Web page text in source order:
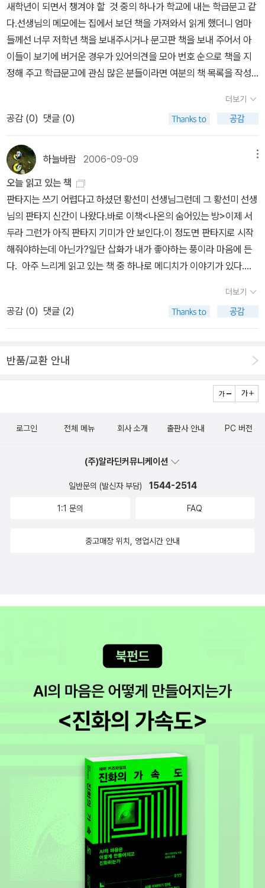
을 키우는 길을 걸어갈 수 있을까요? 바로 옆에 있는 아이조차 제대
로 바라보지 못하던 어머니와 아버지는 이제 ‘나온’과 ‘라온’을 함께
바라보도록 눈을 뜨면서 삶을 새롭게 지을 수 있을까요? ‘라온’은 바
람을 타고 저곳으로 갑니다. ‘나온’은 할머니가 가로막아서 라온과 함
요? 나온은 앞으로 스스로 눈을 뜰 수 있을까요? 4348.2.27.쇠.ㅎ
ㄲㅅㄱ(최종규/함께살기 . 2015 - 어린이문학 비평)
에서 업어 왔습니다~~ ^^2000년에 출간된 동화작가 황선미의『마
당을 나온 암탉』이 여러분의 성원에 힘입어 100만부 돌파를 앞두고
있습니다. 이를 축하하기 위해『마당을 나온 암탉』독후활동 대회를 개
최합니다. 우리시대최고의동화,『 마당을나온암탉』과 관련한 다양한
독후활동으로 여러분의 사랑을 표현해 주세요.응모 자격 : 어린이(초
등학생), 청소년/일반(중고등학생 및 성인 누구나)응모 시기 : 2011
년 3월 21일부터 6월 20일까지(마감 당일 소인 유효)응모 형식 - 글
만들기 등) - 미술 부문(독후화, 캐릭터 만들기 등) - 영상 부문(UCC
동영상- 영화, 연극, 광고 등) ※『마당을 나온 암탉』을 읽고 그 느낌을
다양하고 자유로운 형식으로 표현하시면 됩니다.응모 방법 - 개인 또
는 팀 단위로 응모 가능하며 우편으로만 접수 받습니다. - 보낼 곳 :
경기도 파주시 교하읍 문발리 파주출판도시 513-3 사계절출판사‘독
후활동 대회 담당자’ - 문의: 031-955-8588 ※ 이름, 주소, 연락처,
응모 분야에 어린이 또는 청소년/일반부를 구분해서 적어 주세요. ※
응모작은 반환하지 않습니다.시상내역 <어린이> - 잎싹상(1명) : 상
(20만원) - 나그네상(10명) : 상장과 문화상품권(5만원)<미술 부문
> - 초록머리상(1명) : 상장과 상금(20만원) - 나그네상(10명) : 상
장과 문화상품권(5만원) <영상 부문> - 초록머리상(1명) : 상장과 상
독후활동 결과물은 어른들의 도움을 받지 않은 것이어야 합니다. ＊
다. ＊ 수상자는 애니메이션 <마당을 나온 암탉> 특별 시사회에 초대
쓰기 부문> - 초록머리상(1명) : 상장과 상금(30만원) -나그네상(10
장과 상금(30만원) -나그네상(10명) : 상장과 문화상품권(5만원) <
명) : 상장과 문화상품권(20만원)심사 : 황선미, 김환영, 오돌또기, 명
필름, 극단 민들레발표 : 2011년 7월 9일(사계절출판사 홈페이지 공
터파크, 극단 민들레, 명필름, 오돌또기, (사)행복한아침독서, 오픈키
새학년이 되면서 챙겨야 할 것 중의 하나가 학교에 내는 학급문고 같
다.선생님의 메모에는 집에서 보던 책을 가져와서 읽게 했더니 엄마
들께선 너무 저학년 책을 보내주시거나 문고판 책을 보내 주어서 아
이들이 보기에 버거운 경우가 있어의견을 모아 번호 순으로 책을 지
정해 주고 학급문고에 관심 많은 분들이라면 여분의 책 목록을 작성
도 학교 다니 던 학급 문고가 있었는데 그땐 계몽사에서 나왔던 전집
이 주를 이뤘던 기억이 났다.3학년 아이의 학급문고는 집에 책이 있
어 그냥 보낼까 했더니 3학년이 읽기에는 글씨가 너무 작은 것 같아
다시 주문을 넣었다. 아이들의 입장에서 바라 보는 느낌은 어떠할
지... 초등학교 5학년 아이의 학급문고는 예전에 읽었던 것 같기
도 하고 제목은 귀에 익은데 내용을 모르겠다.동네 서점에서 품절이
라 주문을 넣고는 빨리 내 손에 온다면 읽어 보고 학교에 보내고 싶
다. 학급 문고 2권을 챙기고 나서 보니 1+1 행사를 한다. + 시
핑뉴스 표지는 참 인상적이다. 브로크백 마운틴은 읽고 싶었는데
여차 여차 하다 보니 아직 읽지 못했다. 기다린 보람이 있는 것 같
다. 황선미 작가의 책은 묘한 매력이 있다. 이번엔 어떤 얘기가 기
다리고 있을지 안 볼 수 없다. 사랑한다면 그림을 보여줘의 저자 공
주형의 새책. 이주헌님의 추천이 있기에 사야 할지 망설이고 있다.
밟히는 책이다. 표지가 새로 단장되어 나온 것을 서점에서 우연히 봤
것에 대한 실망이라고나 할 까... 그래도 책 내용이 변한건 아닐테
니... 학급문고 얘길 쓰다가 길이 옆으로 샜다.책을 고를때의 설레임
은 늘 기분 좋게 한다.
더보기
공감 (0) 댓글 (0)
하늘바람 2006-09-09
오늘 읽고 있는 책
판타지는 쓰기 어렵다고 하셨던 황선미 선생님그런데 그 황선미 선생
님의 판타지 신간이 나왔다.바로 이책<나온의 숨어있는 방>이제 서
두라 그런가 아직 판타지 기미가 안 보인다.이 정도면 판타지로 시작
해줘야하는데 아닌가?일단 삽화가 내가 좋아하는 풍이라 마음에 든
다. 아주 느리게 읽고 있는 책 중 하나로 메디치가 이야기가 있다.첫
더보기
공감 (0) 댓글 (2)
반품/교환 안내
로그인 전체 메뉴 회사 소개 출판사 안내 PC 버전
(주)알라딘커뮤니케이션
일반문의 (발신자 부담) 1544-2514
1:1 문의 FAQ
중고매장 위치, 영업시간 안내